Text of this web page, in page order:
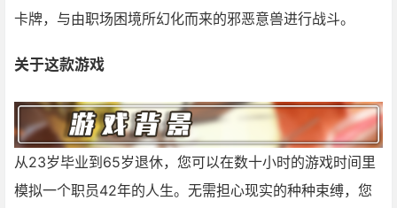
卡牌，与由职场困境所幻化而来的邪恶意兽进行战斗。
关于这款游戏
从23岁毕业到65岁退休，您可以在数十小时的游戏时间里
模拟一个职员42年的人生。无需担心现实的种种束缚，您